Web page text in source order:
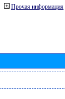
Прочая информация